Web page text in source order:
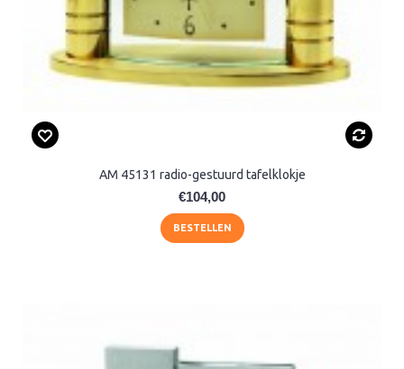
AM 45131 radio-gestuurd tafelklokje
€104,00
BESTELLEN